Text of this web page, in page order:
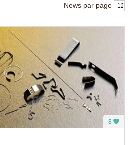
News par page
8